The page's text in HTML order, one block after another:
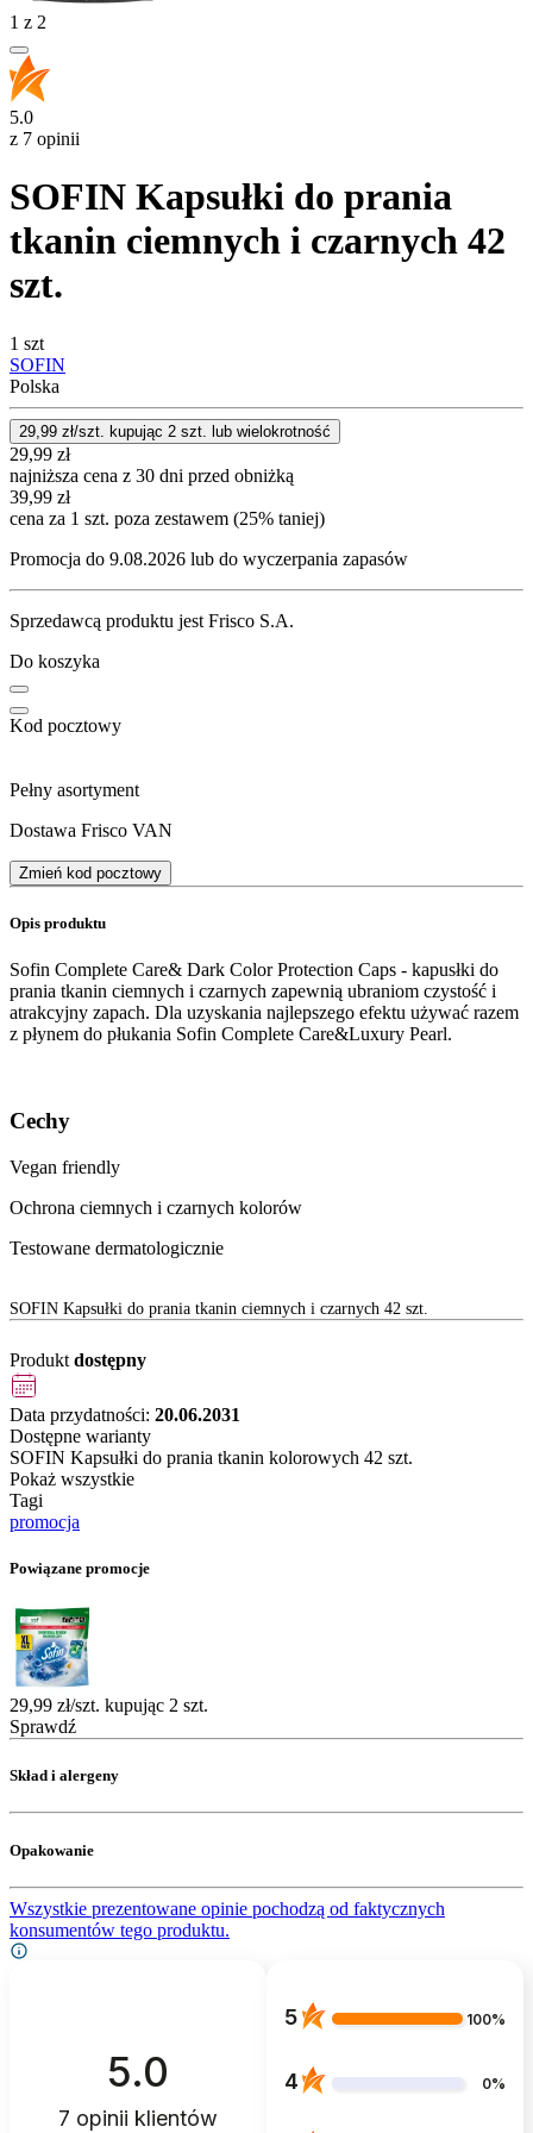
1 z 2
5.0
z 7 opinii
SOFIN Kapsułki do prania
tkanin ciemnych i czarnych 42
szt.
1 szt
SOFIN
Polska
29,99 zł/szt. kupując 2 szt. lub wielokrotność
29,99 zł
najniższa cena z 30 dni przed obniżką
39,99 zł
cena za 1 szt. poza zestawem (25% taniej)
Promocja do 9.08.2026 lub do wyczerpania zapasów
Sprzedawcą produktu jest Frisco S.A.
Do koszyka
Kod pocztowy
Pełny asortyment
Dostawa Frisco VAN
Zmień kod pocztowy
Opis produktu
Sofin Complete Care& Dark Color Protection Caps - kapusłki do
prania tkanin ciemnych i czarnych zapewnią ubraniom czystość i
atrakcyjny zapach. Dla uzyskania najlepszego efektu używać razem
z płynem do płukania Sofin Complete Care&Luxury Pearl.
Cechy
Vegan friendly
Ochrona ciemnych i czarnych kolorów
Testowane dermatologicznie
SOFIN Kapsułki do prania tkanin ciemnych i czarnych 42 szt.
Produkt dostępny
Data przydatności: 20.06.2031
Dostępne warianty
SOFIN Kapsułki do prania tkanin kolorowych 42 szt.
Pokaż wszystkie
Tagi
promocja
Powiązane promocje
29,99 zł/szt. kupując 2 szt.
Sprawdź
Skład i alergeny
Opakowanie
Wszystkie prezentowane opinie pochodzą od faktycznych
konsumentów tego produktu.
5.0
7 opinii klientów
5 100%
4 0%